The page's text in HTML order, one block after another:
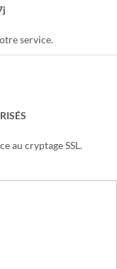
service.
au cryptage SSL.